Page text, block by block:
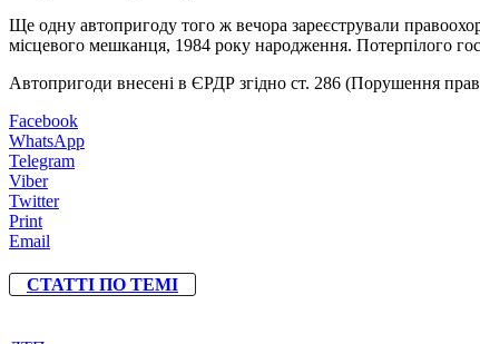
Ще одну автопригоду того ж вечора зареєстрували
місцевого мешканця, 1984 року народження. Потерпілого
Автопригоди внесені в ЄРДР згідно ст. 286 (Порушення
Facebook
WhatsApp
Telegram
Viber
Twitter
Print
Email
СТАТТІ ПО ТЕМІ